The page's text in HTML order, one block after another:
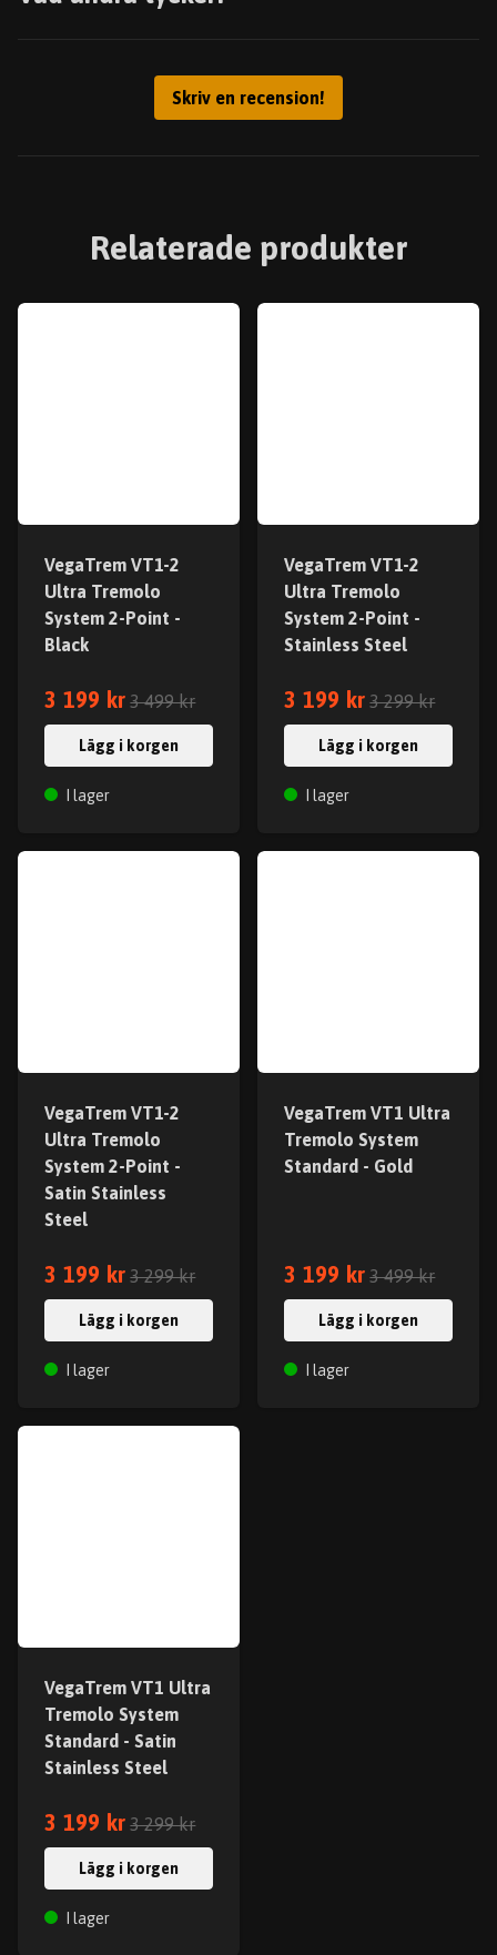
Skriv en recension!
Relaterade produkter
VegaTrem VT1-2
Ultra Tremolo
System 2-Point -
Black
3 199 kr 3 499 kr
Lägg i korgen
I lager
VegaTrem VT1-2
Ultra Tremolo
System 2-Point -
Stainless Steel
3 199 kr 3 299 kr
Lägg i korgen
I lager
VegaTrem VT1-2
Ultra Tremolo
System 2-Point -
Satin Stainless
Steel
3 199 kr 3 299 kr
Lägg i korgen
I lager
VegaTrem VT1 Ultra
Tremolo System
Standard - Gold
3 199 kr 3 499 kr
Lägg i korgen
I lager
VegaTrem VT1 Ultra
Tremolo System
Standard - Satin
Stainless Steel
3 199 kr 3 299 kr
Lägg i korgen
I lager